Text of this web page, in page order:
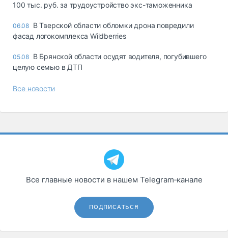
100 тыс. руб. за трудоустройство экс-таможенника
06.08 В Тверской области обломки дрона повредили
фасад логокомплекса Wildberries
05.08 В Брянской области осудят водителя, погубившего
целую семью в ДТП
Все новости
Все главные новости в нашем Telegram‑канале
ПОДПИСАТЬСЯ